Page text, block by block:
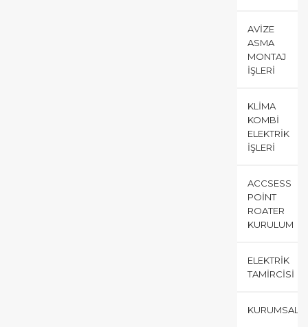
AVIZE
ASMA
MONTAJ
İŞLERI
KLIMA
KOMBI
ELEKTRIK
İŞLERI
ACCSESS
POINT
ROATER
KURULUM
ELEKTRIK
TAMIRCISI
KURUMSAL